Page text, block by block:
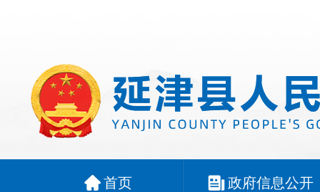
首页 政府信息公开